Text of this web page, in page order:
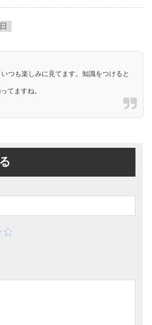
つも楽しみに見てます。知識をつけると
てますね。